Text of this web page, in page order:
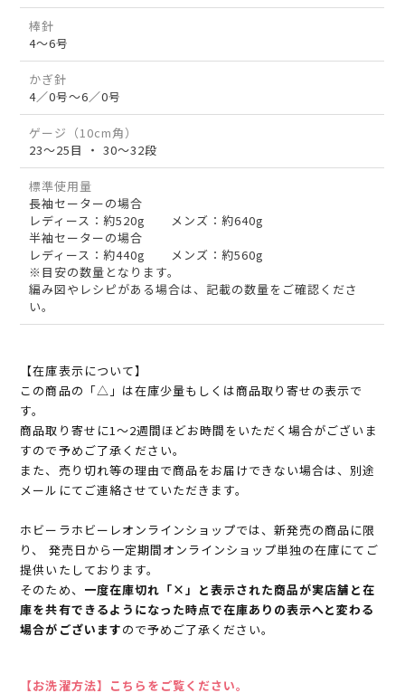
棒針
4～6号
かぎ針
4／0号～6／0号
ゲージ（10cm角）
23～25目 ・ 30～32段
標準使用量
長袖セーターの場合
レディース：約520g メンズ：約640g
半袖セーターの場合
レディース：約440g メンズ：約560g
※目安の数量となります。
編み図やレシピがある場合は、記載の数量をご確認くださ
い。
【在庫表示について】
この商品の「△」は在庫少量もしくは商品取り寄せの表示で
す。
商品取り寄せに1～2週間ほどお時間をいただく場合がございま
すので予めご了承ください。
また、売り切れ等の理由で商品をお届けできない場合は、別途
メールにてご連絡させていただきます。
ホビーラホビーレオンラインショップでは、新発売の商品に限
り、 発売日から一定期間オンラインショップ単独の在庫にてご
提供いたしております。
そのため、 一度在庫切れ「×」と表示された商品が実店舗と在
庫を共有できるようになった時点で在庫ありの表示へと変わる
場合がございますので予めご了承ください。
【お洗濯方法】こちらをご覧ください。